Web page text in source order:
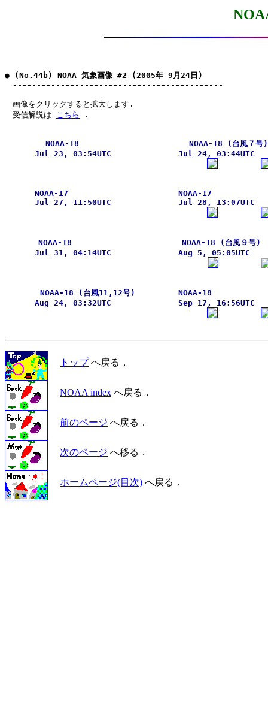
● (No.44b) NOAA 気象画像 #2 (2005年 9月24日)
--------------------------------------------
画像をクリックすると拡大します.
受信解説は
こちら .
NOAA-18                       NOAA-18 (台風７号
Jul 23, 03:54UTC              Jul 24,
NOAA-17                       NOAA-17
Jul 27, 11:50UTC              Jul 28,
NOAA-18                       NOAA-18 (台
Jul 31, 04:14UTC              Aug 5,
NOAA-18 (台風11,12号)         NOAA-18
Aug 24, 03:32UTC              Sep 17,
トップへ戻る．
NOAA index へ戻る．
前のページ へ戻る．
次のページ へ移る．
ホームページ(目次) へ戻る．